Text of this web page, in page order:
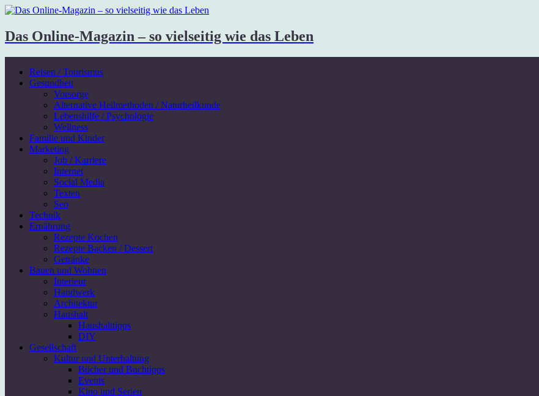
Das Online-Magazin – so vielseitig wie das Leben
Reisen / Tourismus
Gesundheit
Vorsorge
Alternative Heilmethoden / Naturheilkunde
Lebenshilfe / Psychologie
Wellness
Familie und Kinder
Marketing
Job / Karriere
Internet
Social Media
Texten
Seo
Technik
Ernährung
Rezepte Kochen
Rezepte Backen / Dessert
Getränke
Bauen und Wohnen
Interieur
Handwerk
Architektur
Haushalt
Haushalttipps
DIY
Gesellschaft
Kultur und Unterhaltung
Bücher und Buchtipps
Events
Kino und Serien